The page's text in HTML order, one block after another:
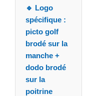
🔹 Logo
spécifique :
picto golf
brodé sur la
manche +
dodo brodé
sur la
poitrine